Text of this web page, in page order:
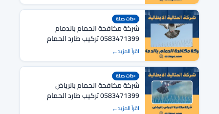
ذات صلة
شركة مكافحة الحمام بالدمام
0583471399 تركيب طارد الحمام
بالدمام
اقرأ المزيد
ذات صلة
شركة مكافحة الحمام بالرياض
0583471399 تركيب طارد الحمام
بالرياض
اقرأ المزيد